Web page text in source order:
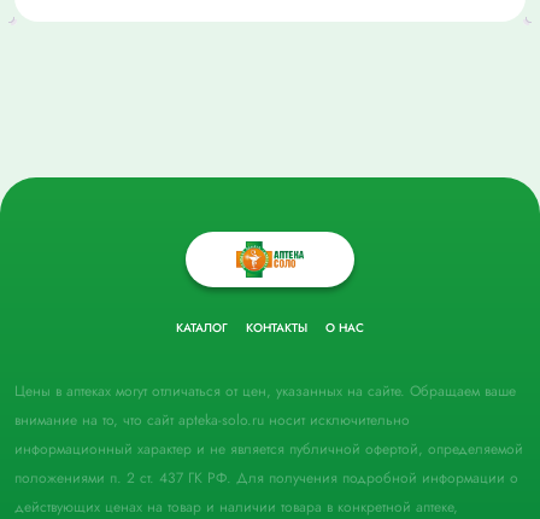
КАТАЛОГ КОНТАКТЫ О НАС
Цены в аптеках могут отличаться от цен, указанных на сайте. Обращаем ваше
внимание на то, что сайт apteka-solo.ru носит исключительно
информационный характер и не является публичной офертой, определяемой
положениями п. 2 ст. 437 ГК РФ. Для получения подробной информации о
действующих ценах на товар и наличии товара в конкретной аптеке,